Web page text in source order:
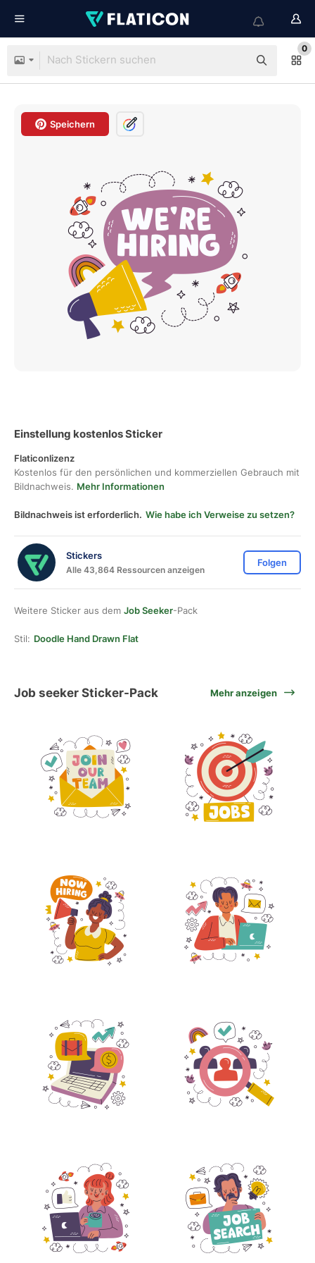
0
Speichern
Einstellung kostenlos Sticker
Flaticonlizenz
Kostenlos für den persönlichen und kommerziellen Gebrauch mit
Bildnachweis. Mehr Informationen
Bildnachweis ist erforderlich. Wie habe ich Verweise zu setzen?
Stickers
Alle 43,864 Ressourcen anzeigen
Folgen
Weitere Sticker aus dem Job Seeker-Pack
Stil: Doodle Hand Drawn Flat
Job seeker Sticker-Pack Mehr anzeigen